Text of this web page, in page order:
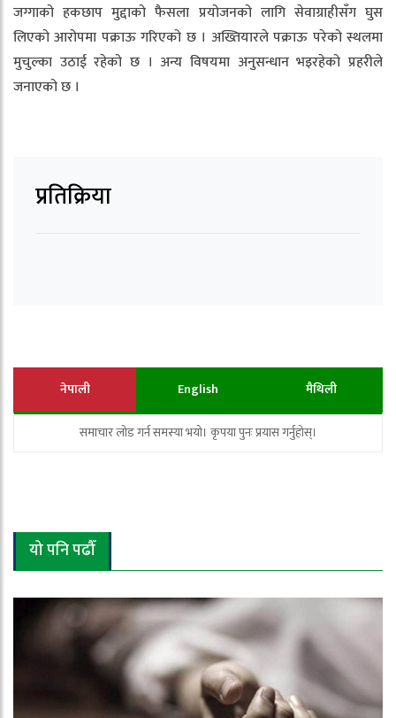
जग्गाको हकछाप मुद्दाको फैसला प्रयोजनको लागि सेवाग्राहीसँग घुस
लिएको आरोपमा पक्राऊ गरिएको छ । अख्तियारले पक्राऊ परेको स्थलमा
मुचुल्का उठाई रहेको छ । अन्य विषयमा अनुसन्धान भइरहेको प्रहरीले
जनाएको छ ।
प्रतिक्रिया
नेपाली English मैथिली
समाचार लोड गर्न समस्या भयो। कृपया पुनः प्रयास गर्नुहोस्।
यो पनि पढौँ